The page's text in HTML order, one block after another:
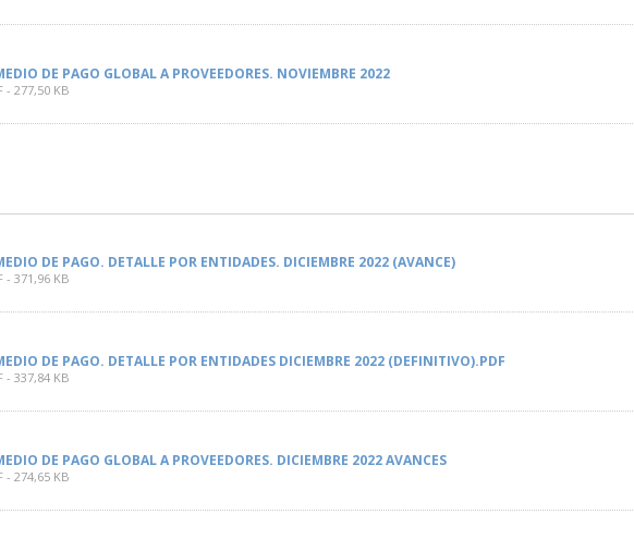
DE PAGO GLOBAL A PROVEEDORES. NOVIEMBRE 2022
- 277,50 KB
DE PAGO. DETALLE POR ENTIDADES. DICIEMBRE 2022 (AVANCE)
- 371,96 KB
DE PAGO. DETALLE POR ENTIDADES DICIEMBRE 2022 (DEFINITIVO).PDF
- 337,84 KB
DE PAGO GLOBAL A PROVEEDORES. DICIEMBRE 2022 AVANCES
- 274,65 KB